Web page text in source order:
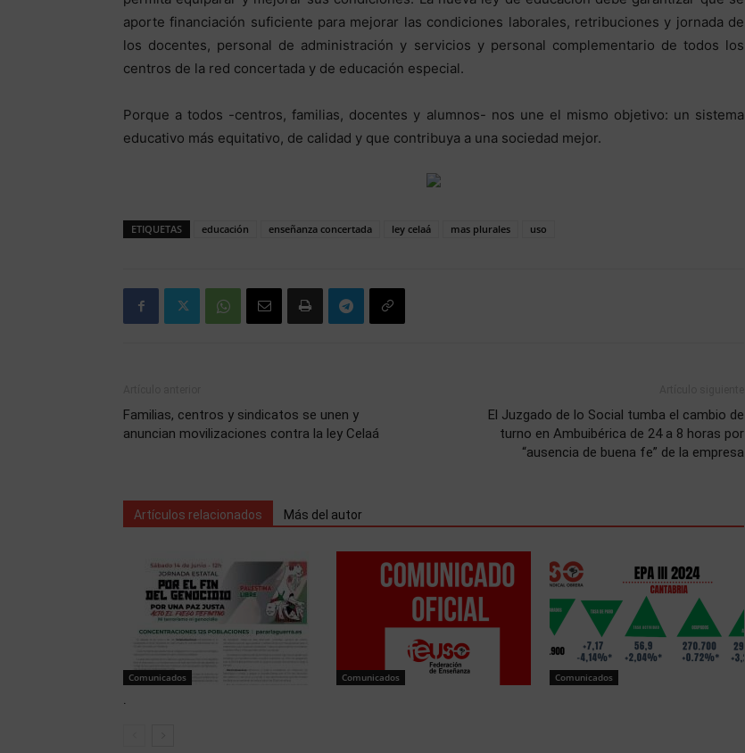
aporte financiación suficiente para mejorar las condiciones laborales, retribuciones y jornada de
los docentes, personal de administración y servicios y personal complementario de todos los
centros de la red concertada y de educación especial.
Porque a todos -centros, familias, docentes y alumnos- nos une el mismo objetivo: un sistema
educativo más equitativo, de calidad y que contribuya a una sociedad mejor.
ETIQUETAS educación enseñanza concertada ley celaá mas plurales uso
Familias, centros y sindicatos se unen y
anuncian movilizaciones contra la ley Celaá
El Juzgado de lo Social tumba el cambio de
turno en Ambuibérica de 24 a 8 horas por
“ausencia de buena fe” de la empresa
Artículos relacionados Más del autor
Comunicados
.
Comunicados Comunicados